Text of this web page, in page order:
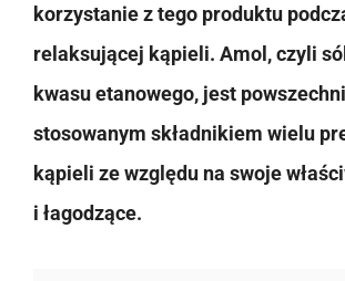
korzystanie z tego produktu
relaksującej kąpieli. Amol, czyli
kwasu etanowego, jest
stosowanym składnikiem wielu
kąpieli ze względu na swoje
i łagodzące.